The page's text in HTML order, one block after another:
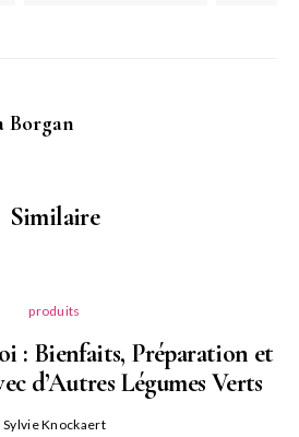
Borgan
Similaire
produits
: Bienfaits, Préparation et
d’Autres Légumes Verts
Sylvie Knockaert